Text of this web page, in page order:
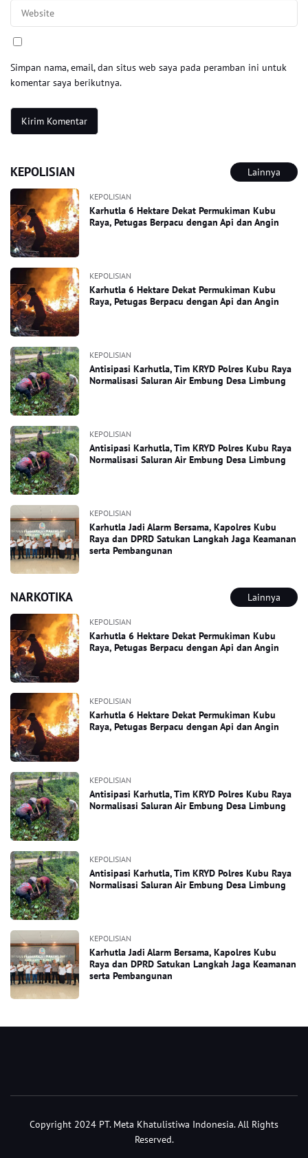
Simpan nama, email, dan situs web saya pada peramban ini untuk
komentar saya berikutnya.
KEPOLISIAN Lainnya
KEPOLISIAN
Karhutla 6 Hektare Dekat Permukiman Kubu
Raya, Petugas Berpacu dengan Api dan Angin
KEPOLISIAN
Karhutla 6 Hektare Dekat Permukiman Kubu
Raya, Petugas Berpacu dengan Api dan Angin
KEPOLISIAN
Antisipasi Karhutla, Tim KRYD Polres Kubu Raya
Normalisasi Saluran Air Embung Desa Limbung
KEPOLISIAN
Antisipasi Karhutla, Tim KRYD Polres Kubu Raya
Normalisasi Saluran Air Embung Desa Limbung
KEPOLISIAN
Karhutla Jadi Alarm Bersama, Kapolres Kubu
Raya dan DPRD Satukan Langkah Jaga Keamanan
serta Pembangunan
NARKOTIKA Lainnya
KEPOLISIAN
Karhutla 6 Hektare Dekat Permukiman Kubu
Raya, Petugas Berpacu dengan Api dan Angin
KEPOLISIAN
Karhutla 6 Hektare Dekat Permukiman Kubu
Raya, Petugas Berpacu dengan Api dan Angin
KEPOLISIAN
Antisipasi Karhutla, Tim KRYD Polres Kubu Raya
Normalisasi Saluran Air Embung Desa Limbung
KEPOLISIAN
Antisipasi Karhutla, Tim KRYD Polres Kubu Raya
Normalisasi Saluran Air Embung Desa Limbung
KEPOLISIAN
Karhutla Jadi Alarm Bersama, Kapolres Kubu
Raya dan DPRD Satukan Langkah Jaga Keamanan
serta Pembangunan
Copyright 2024 PT. Meta Khatulistiwa Indonesia. All Rights
Reserved.